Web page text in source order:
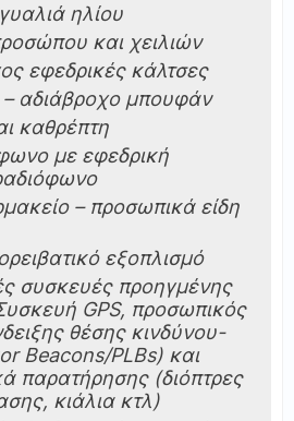
ηλίου
και χειλιών
εφεδρικές κάλτσες
– αδιάβροχο μπουφάν
καθρέπτη
με εφεδρική
– προσωπικά είδη
εξοπλισμό
συσκευές προηγμένης
GPS, προσωπικός
θέσης κινδύνου-
Beacons/PLBs) και
παρατήρησης (διόπτρες
κιάλια κτλ)